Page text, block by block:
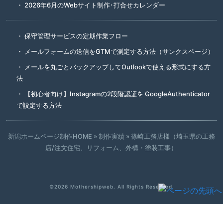
2026年6月のWebサイト制作･打合せカレンダー
保守管理サービスの定期作業フロー
メールフォームの送信をGTMで測定する方法（サンクスページ）
メールを丸ごとバックアップしてOutlookで使える形式にする方
法
【初心者向け】Instagramの2段階認証を GoogleAuthenticator
で設定する方法
新潟ホームページ制作HOME » 制作実績» 篠崎工務店様（埼玉県の工務
店/注文住宅、リフォーム、外構・塗装工事）
©2026 Mothershipweb . All Rights Reserved.